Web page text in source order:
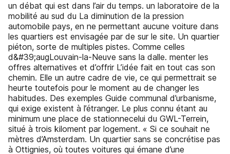
un débat qui est dans l’air du temps. un laboratoire de la
mobilité au sud du La diminution de la pression
automobile pays, en ne permettant aucune voiture dans
les quartiers est envisagée par de sur le site. Un quartier
piéton, sorte de multiples pistes. Comme celles
d&#39;augLouvain-la-Neuve sans la dalle. menter les
offres alternatives et d’offrir L’idée fait en tout cas son
chemin. Elle un autre cadre de vie, ce qui permettrait se
heurte toutefois pour le moment au de changer les
habitudes. Des exemples Guide communal d’urbanisme,
qui exige existent à l’étranger. Le plus connu étant au
minimum une place de stationnecelui du GWL-Terrein,
situé à trois kiloment par logement. « Si ce souhait ne
mètres d’Amsterdam. Un quartier sans se concrétise pas
à Ottignies, où toutes voitures qui émane d’une